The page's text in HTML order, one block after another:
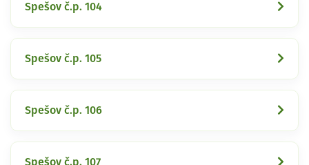
Spešov č.p. 104
Spešov č.p. 105
Spešov č.p. 106
Spešov č.p. 107